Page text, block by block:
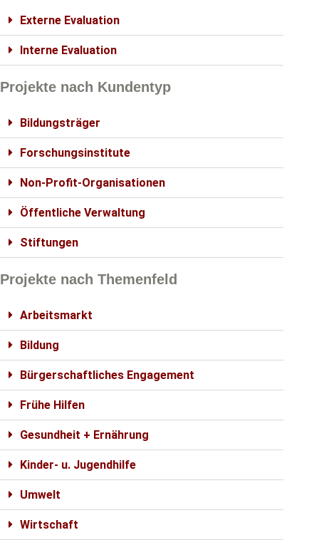
Externe Evaluation
Interne Evaluation
Projekte nach Kundentyp
Bildungsträger
Forschungsinstitute
Non-Profit-Organisationen
Öffentliche Verwaltung
Stiftungen
Projekte nach Themenfeld
Arbeitsmarkt
Bildung
Bürgerschaftliches Engagement
Frühe Hilfen
Gesundheit + Ernährung
Kinder- u. Jugendhilfe
Umwelt
Wirtschaft